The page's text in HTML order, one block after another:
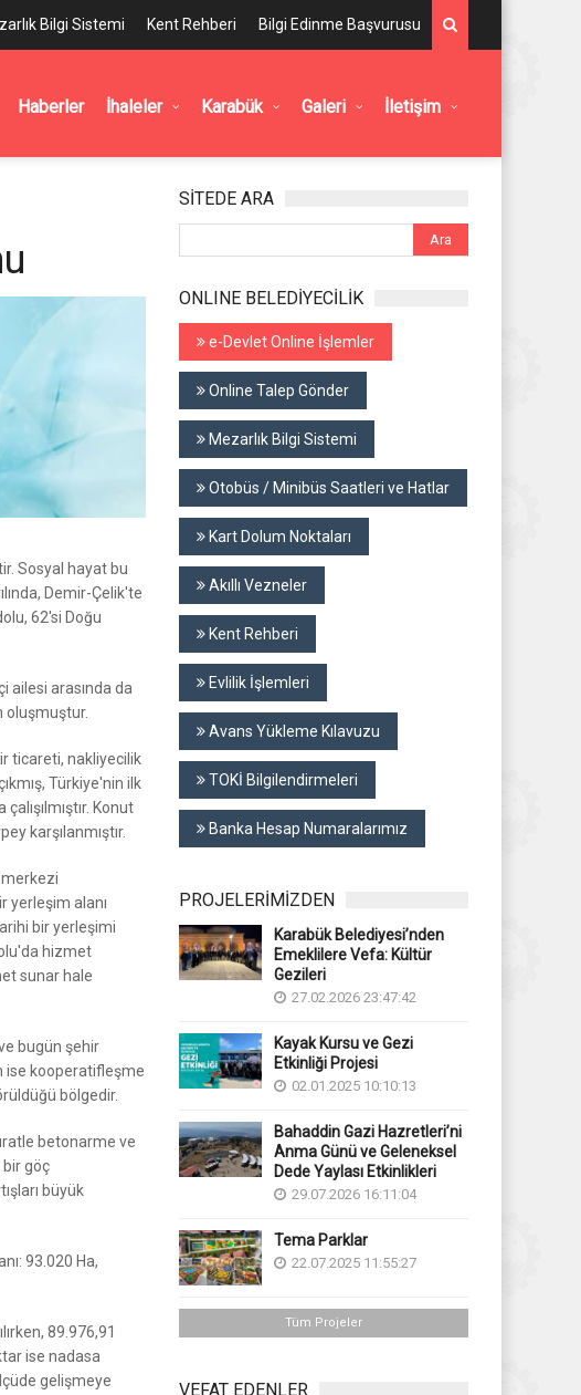
Bilgi Sistemi Kent Rehberi Bilgi Edinme Başvurusu
Haberler İhaleler Karabük Galeri İletişim
Sosyal hayat bu
Demir-Çelik'te
62'si Doğu
ailesi arasında da
oluşmuştur.
ticareti, nakliyecilik
Türkiye'nin ilk
Konut
karşılanmıştır.
yerleşim alanı
bir yerleşimi
hizmet
sunar hale
bugün şehir
ise kooperatifleşme
bölgedir.
betonarme ve
bir göç
büyük
93.020 Ha,
89.976,91
ise nadasa
gelişmeye
SİTEDE ARA
ONLINE BELEDİYECİLİK
e-Devlet Online İşlemler
Online Talep Gönder
Mezarlık Bilgi Sistemi
Otobüs / Minibüs Saatleri ve Hatlar
Kart Dolum Noktaları
Akıllı Vezneler
Kent Rehberi
Evlilik İşlemleri
Avans Yükleme Kılavuzu
TOKİ Bilgilendirmeleri
Banka Hesap Numaralarımız
PROJELERİMİZDEN
Karabük Belediyesi’nden
Emeklilere Vefa: Kültür
Gezileri
27.02.2026 23:47:42
Kayak Kursu ve Gezi
Etkinliği Projesi
02.01.2025 10:10:13
Bahaddin Gazi Hazretleri’ni
Anma Günü ve Geleneksel
Dede Yaylası Etkinlikleri
29.07.2026 16:11:04
Tema Parklar
22.07.2025 11:55:27
Tüm Projeler
VEFAT EDENLER